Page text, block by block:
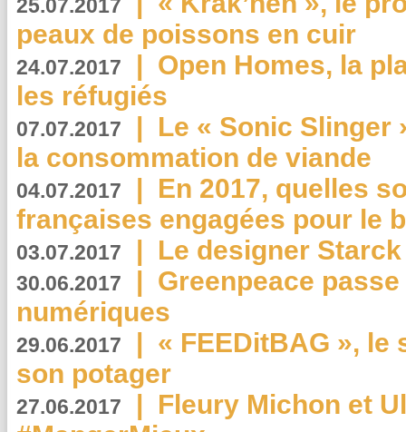
25.07.2017
peaux de poissons en cuir
24.07.2017 | Open Homes, la
les réfugiés
07.07.2017 | Le « Sonic Slinger
la consommation de viande
04.07.2017 | En 2017, quelles
françaises engagées pour le
03.07.2017 | Le designer
30.06.2017 | Greenpeace
numériques
29.06.2017 | « FEEDitBAG », le
son potager
27.06.2017 | Fleury Michon et